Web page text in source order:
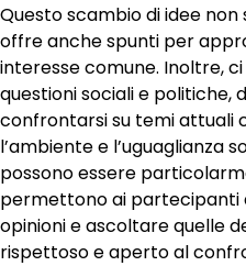
Questo scambio di idee
offre anche spunti per
interesse comune. Inoltre,
questioni sociali e politiche,
confrontarsi su temi attuali
l’ambiente e l’uguaglianza
possono essere
permettono ai partecipanti
opinioni e ascoltare quelle
rispettoso e aperto al